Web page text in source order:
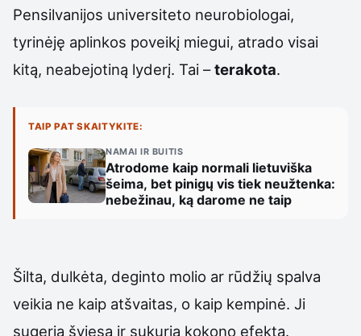
Pensilvanijos universiteto neurobiologai,
tyrinėję aplinkos poveikį miegui, atrado visai
kitą, neabejotiną lyderį. Tai –terakota.
TAIP PAT SKAITYKITE:
NAMAI IR BUITIS
Atrodome kaip normali lietuviška
šeima, bet pinigų vis tiek neužtenka:
nebežinau, ką darome ne taip
Šilta, dulkėta, deginto molio ar rūdžių spalva
veikia ne kaip atšvaitas, o kaip kempinė. Ji
sugeria šviesą ir sukuria kokono efektą.